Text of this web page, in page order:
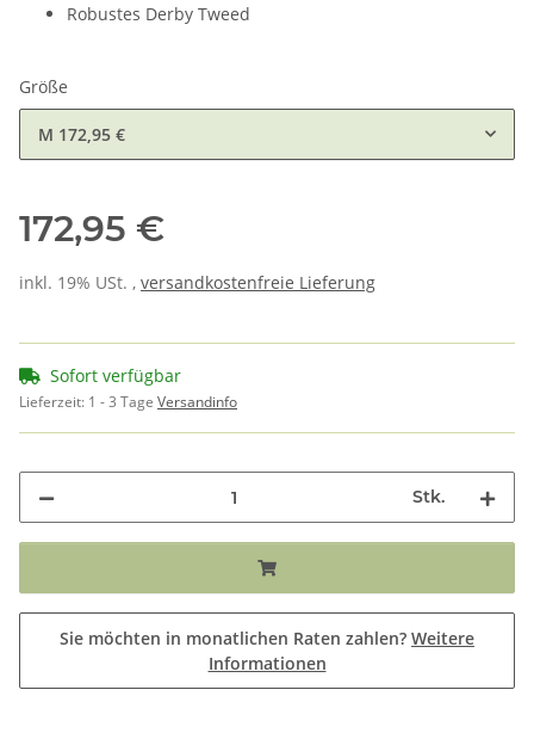
Robustes Derby Tweed
Größe
M 172,95 €
172,95 €
inkl. 19% USt. , versandkostenfreie Lieferung
Sofort verfügbar
Lieferzeit: 1 - 3 Tage Versandinfo
Stk.
Sie möchten in monatlichen Raten zahlen? Weitere
Informationen